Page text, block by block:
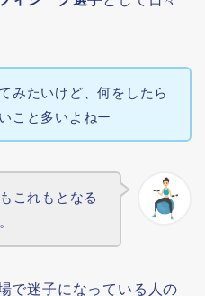
みたいけど、何をしたら
こと多いよねー
これもとなる
で迷子になっている人の